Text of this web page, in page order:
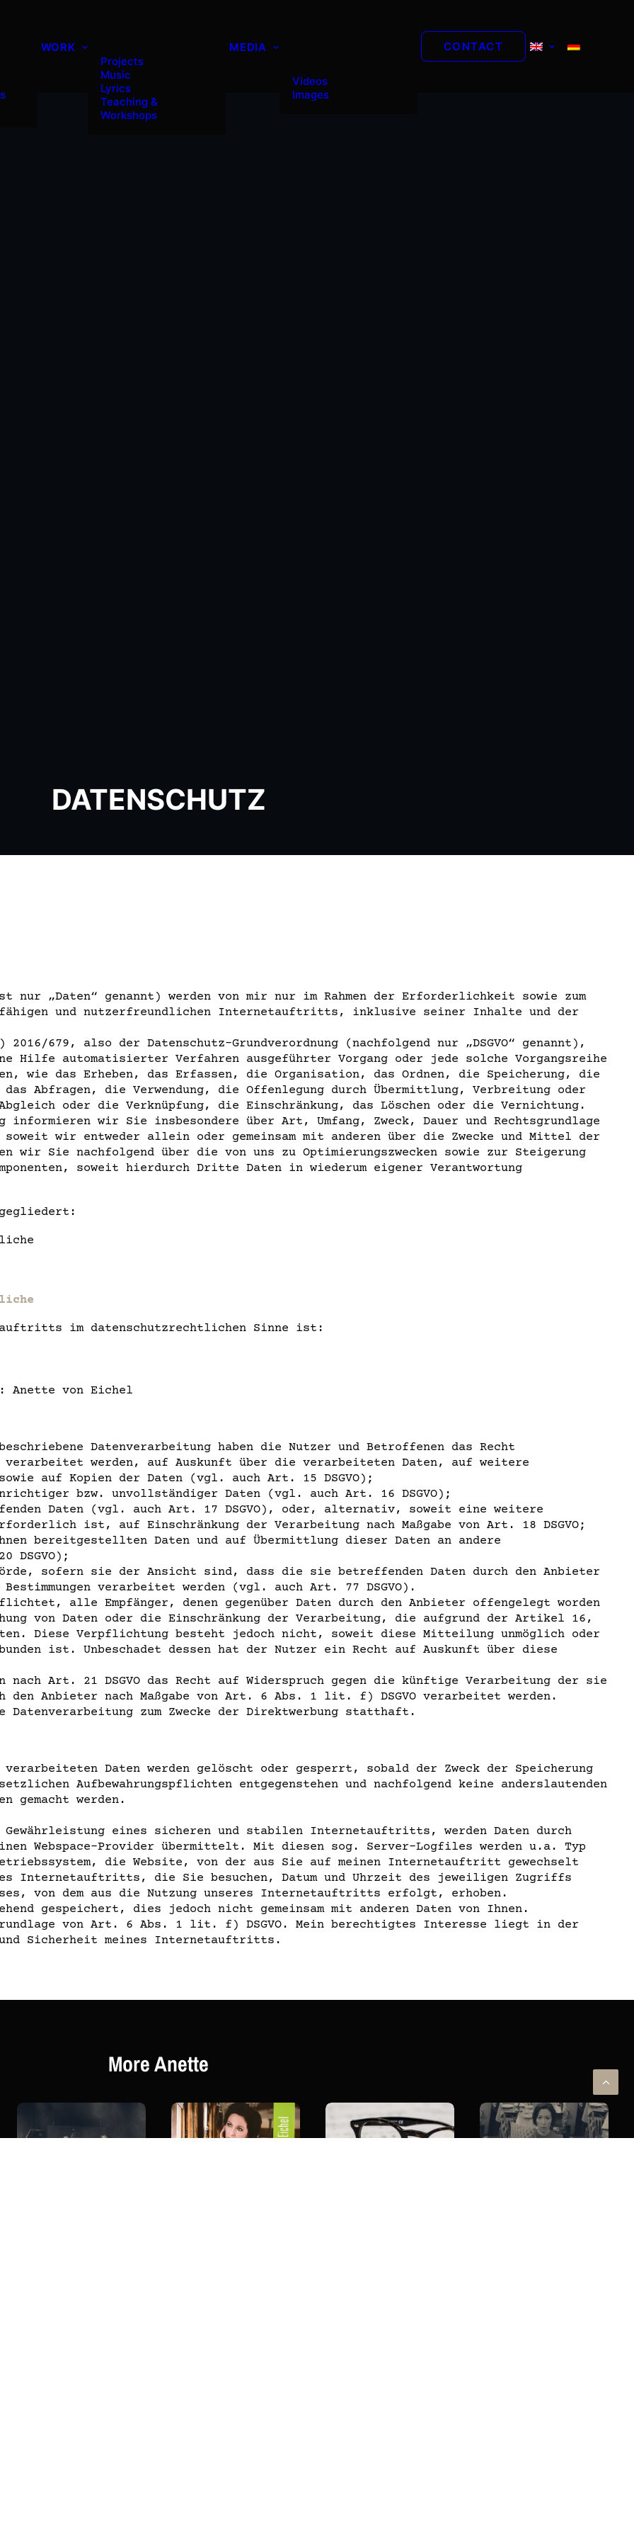
WORK
Projects
Music
Lyrics
Teaching &
Workshops
MEDIA
Videos
Images
CONTACT
DATENSCHUTZ
nur „Daten“ genannt) werden von mir nur im Rahmen der Erforderlichkeit sowie zum
und nutzerfreundlichen Internetauftritts, inklusive seiner Inhalte und der
679, also der Datenschutz-Grundverordnung (nachfolgend nur „DSGVO“ genannt),
Hilfe automatisierter Verfahren ausgeführter Vorgang oder jede solche Vorgangsreihe
wie das Erheben, das Erfassen, die Organisation, das Ordnen, die Speicherung, die
das Abfragen, die Verwendung, die Offenlegung durch Übermittlung, Verbreitung oder
oder die Verknüpfung, die Einschränkung, das Löschen oder die Vernichtung.
informieren wir Sie insbesondere über Art, Umfang, Zweck, Dauer und Rechtsgrundlage
soweit wir entweder allein oder gemeinsam mit anderen über die Zwecke und Mittel der
wir Sie nachfolgend über die von uns zu Optimierungszwecken sowie zur Steigerung
soweit hierdurch Dritte Daten in wiederum eigener Verantwortung
im datenschutzrechtlichen Sinne ist:
Anette von Eichel
Datenverarbeitung haben die Nutzer und Betroffenen das Recht
werden, auf Auskunft über die verarbeiteten Daten, auf weitere
auf Kopien der Daten (vgl. auch Art. 15 DSGVO);
bzw. unvollständiger Daten (vgl. auch Art. 16 DSGVO);
Daten (vgl. auch Art. 17 DSGVO), oder, alternativ, soweit eine weitere
ist, auf Einschränkung der Verarbeitung nach Maßgabe von Art. 18 DSGVO;
bereitgestellten Daten und auf Übermittlung dieser Daten an andere
sofern sie der Ansicht sind, dass die sie betreffenden Daten durch den Anbieter
verarbeitet werden (vgl. auch Art. 77 DSGVO).
alle Empfänger, denen gegenüber Daten durch den Anbieter offengelegt worden
von Daten oder die Einschränkung der Verarbeitung, die aufgrund der Artikel 16,
Diese Verpflichtung besteht jedoch nicht, soweit diese Mitteilung unmöglich oder
ist. Unbeschadet dessen hat der Nutzer ein Recht auf Auskunft über diese
Art. 21 DSGVO das Recht auf Widerspruch gegen die künftige Verarbeitung der sie
den Anbieter nach Maßgabe von Art. 6 Abs. 1 lit. f) DSGVO verarbeitet werden.
zum Zwecke der Direktwerbung statthaft.
Daten werden gelöscht oder gesperrt, sobald der Zweck der Speicherung
Aufbewahrungspflichten entgegenstehen und nachfolgend keine anderslautenden
gemacht werden.
Gewährleistung eines sicheren und stabilen Internetauftritts, werden Daten durch
Webspace-Provider übermittelt. Mit diesen sog. Server-Logfiles werden u.a. Typ
die Website, von der aus Sie auf meinen Internetauftritt gewechselt
Internetauftritts, die Sie besuchen, Datum und Uhrzeit des jeweiligen Zugriffs
von dem aus die Nutzung unseres Internetauftritts erfolgt, erhoben.
gespeichert, dies jedoch nicht gemeinsam mit anderen Daten von Ihnen.
von Art. 6 Abs. 1 lit. f) DSGVO. Mein berechtigtes Interesse liegt in der
Sicherheit meines Internetauftritts.
More Anette